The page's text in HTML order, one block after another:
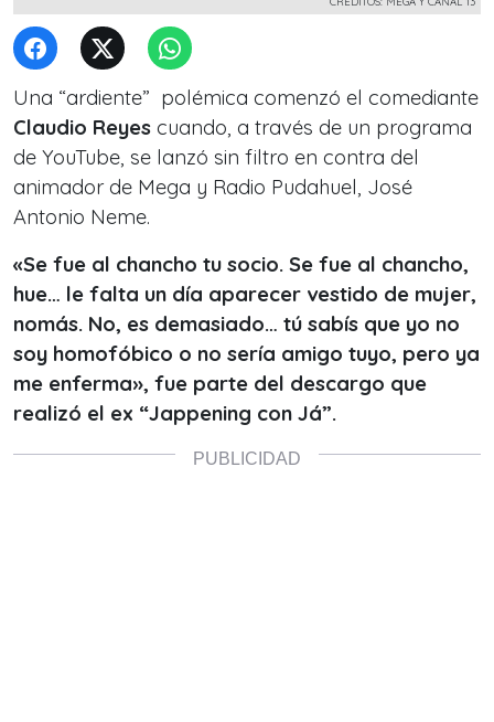
Una “ardiente” polémica comenzó el comediante
Claudio Reyes cuando, a través de un programa
de YouTube, se lanzó sin filtro en contra del
animador de Mega y Radio Pudahuel, José
Antonio Neme.
«Se fue al chancho tu socio. Se fue al chancho,
hue… le falta un día aparecer vestido de mujer,
nomás. No, es demasiado… tú sabís que yo no
soy homofóbico o no sería amigo tuyo, pero ya
me enferma», fue parte del descargo que
realizó el ex “Jappening con Já”.